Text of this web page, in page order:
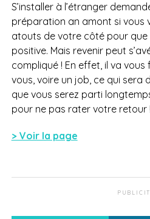
S’installer à l’étranger
préparation an amont si vous
atouts de votre côté pour
positive. Mais revenir peut
compliqué ! En effet, il va
vous, voire un job, ce qui sera
que vous serez parti
pour ne pas rater votre retour !
> Voir la page